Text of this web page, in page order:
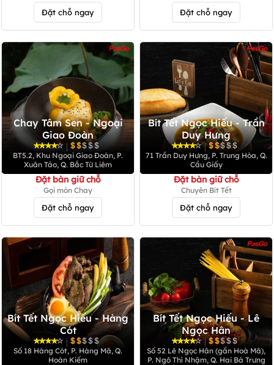
Đặt chỗ ngay Đặt chỗ ngay
Chay Tâm Sen - Ngoại
Giao Đoàn
|
BT5.2, Khu Ngoại Giao Đoàn, P.
Xuân Tảo, Q. Bắc Từ Liêm
Đặt bàn giữ chỗ
Gọi món Chay
Đặt chỗ ngay
Bít Tết Ngọc Hiếu - Trần
Duy Hưng
|
71 Trần Duy Hưng, P. Trung Hòa, Q.
Cầu Giấy
Đặt bàn giữ chỗ
Chuyên Bít Tết
Đặt chỗ ngay
Bít Tết Ngọc Hiếu - Hàng
Cót
|
Số 18 Hàng Cót, P. Hàng Mã, Q.
Hoàn Kiếm
Bít Tết Ngọc Hiếu - Lê
Ngọc Hân
|
Số 52 Lê Ngọc Hân (gần Hoà Mã),
P. Ngô Thì Nhậm, Q. Hai Bà Trưng